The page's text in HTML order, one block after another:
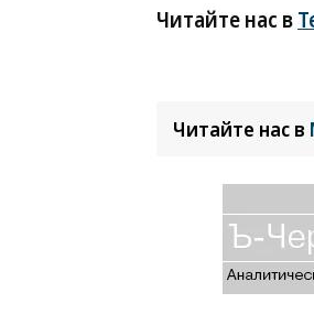
Читайте нас в
Читайте нас в